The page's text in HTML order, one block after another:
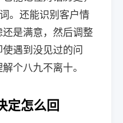
。还能识别客户情
是满意，然后调整
遇到没见过的问
个八九不离十。
定怎么回